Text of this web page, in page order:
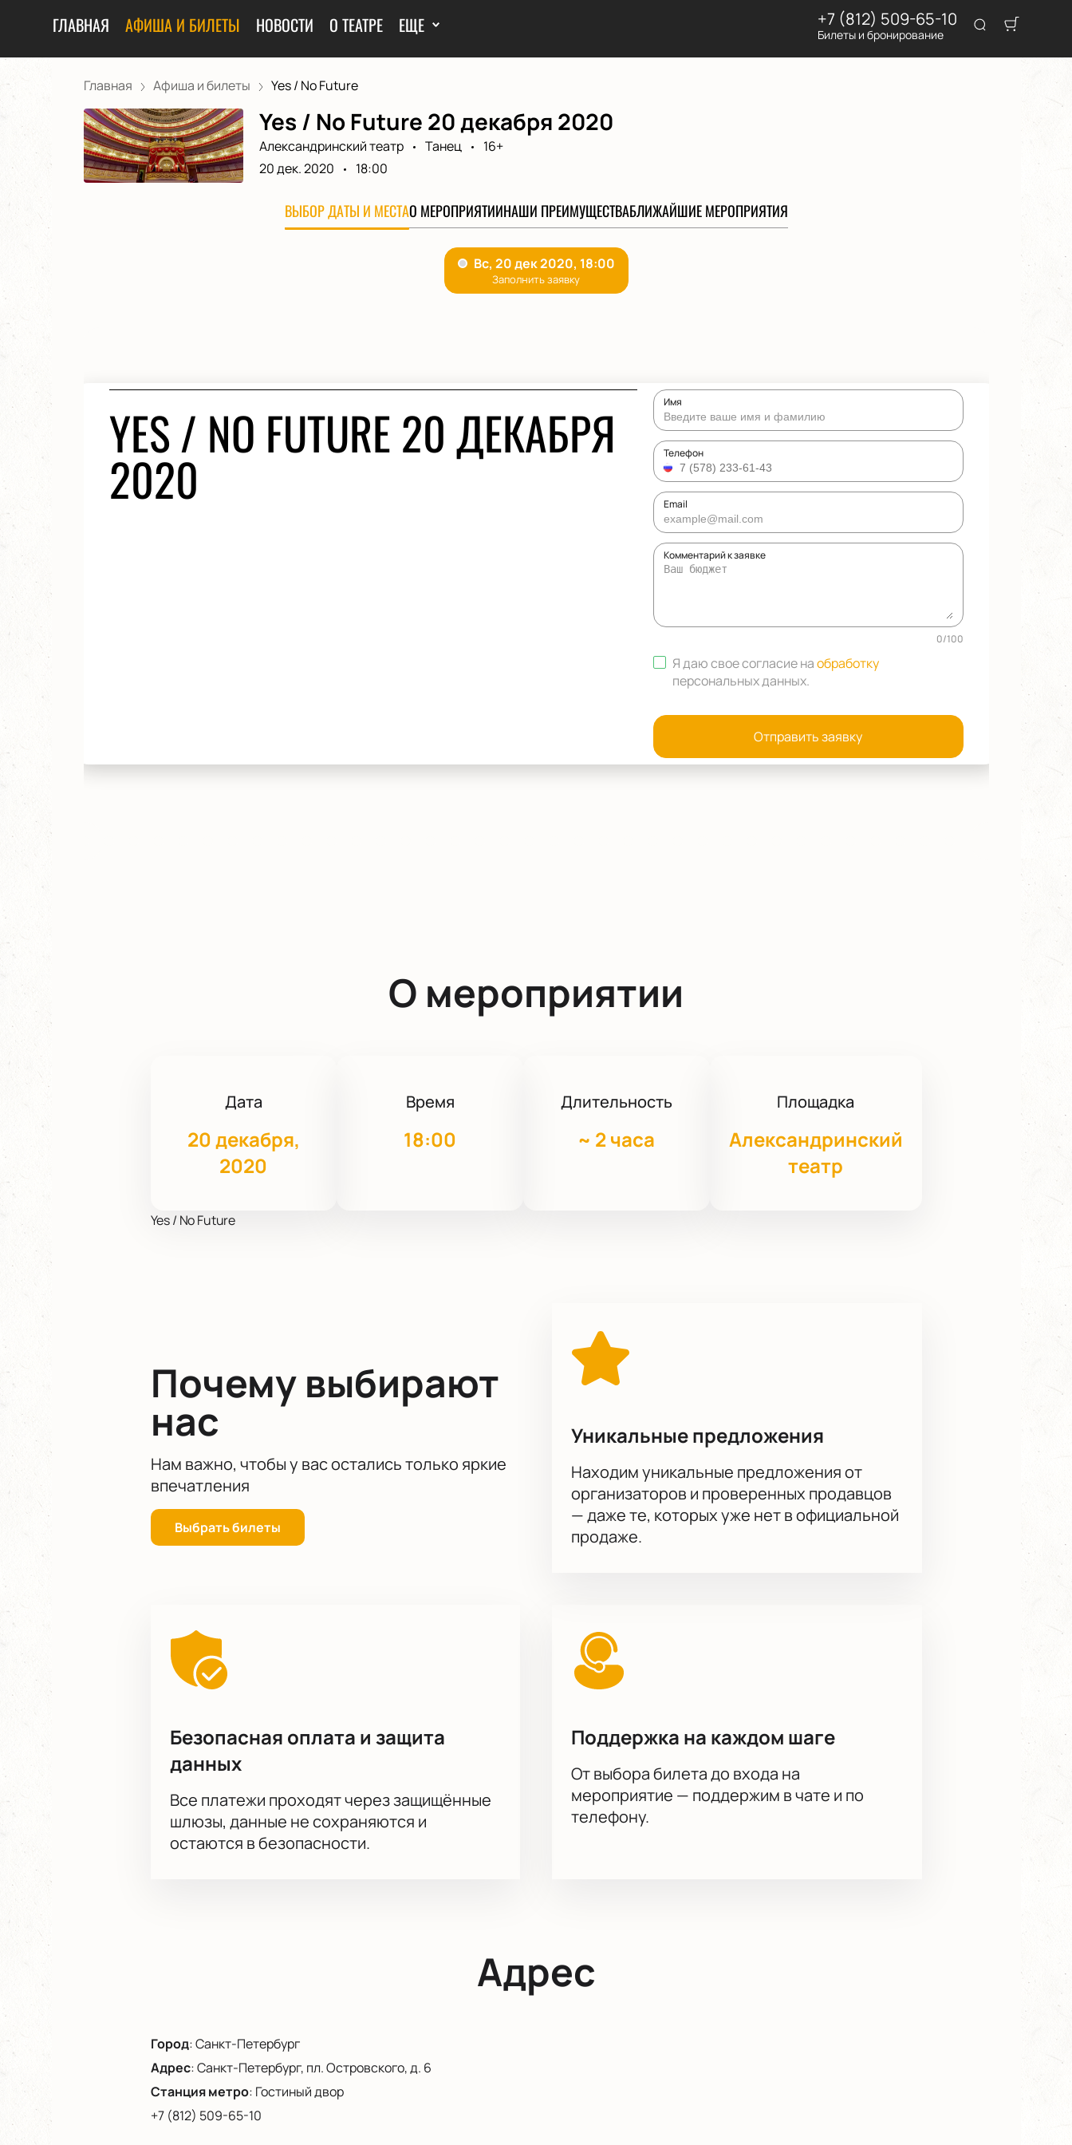
ГЛАВНАЯ АФИША И БИЛЕТЫ НОВОСТИ О ТЕАТРЕ ЕЩЕ +7 (812) 509-65-10
Билеты и бронирование
Главная Афиша и билеты Yes / No Future
Yes / No Future 20 декабря 2020
Александринский театр Танец
16+
20 дек. 2020
18:00
ВЫБОР ДАТЫ И МЕСТАО МЕРОПРИЯТИИНАШИ ПРЕИМУЩЕСТВАБЛИЖАЙШИЕ МЕРОПРИЯТИЯ
YES / NO FUTURE 20 ДЕКАБРЯ
2020
Имя
Телефон
Email
Комментарий к заявке
0/100
Я даю свое согласие наобработку
персональных данных.
Отправить заявку
О мероприятии
Дата
20 декабря,
2020
Время
18:00
Длительность
~ 2 часа
Площадка
Александринский
театр
Yes / No Future
Почему выбирают
нас
Нам важно, чтобы у вас остались только яркие
впечатления
Выбрать билеты
Уникальные предложения
Находим уникальные предложения от
организаторов и проверенных продавцов
— даже те, которых уже нет в официальной
продаже.
Безопасная оплата и защита
данных
Все платежи проходят через защищённые
шлюзы, данные не сохраняются и
остаются в безопасности.
Поддержка на каждом шаге
От выбора билета до входа на
мероприятие — поддержим в чате и по
телефону.
Адрес
Город:Санкт-Петербург
Адрес:Санкт-Петербург, пл. Островского, д. 6
Станция метро: Гостиный двор
+7 (812) 509-65-10